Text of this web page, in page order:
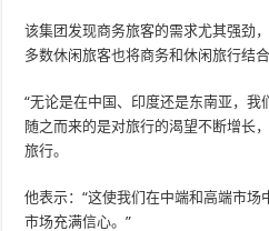
该集团发现商务旅客的需求尤其强劲
多数休闲旅客也将商务和休闲旅行结合
“无论是在中国、印度还是东南亚，我
随之而来的是对旅行的渴望不断增长
旅行。
他表示：“这使我们在中端和高端市
市场充满信心。”